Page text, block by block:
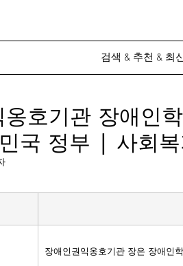
검색 & 추천 & 최
호기관 장애인
국 정부 | 사회
장애인권익옹호기관 장은 장애인